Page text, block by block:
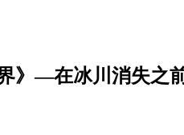
》—在冰川消失之